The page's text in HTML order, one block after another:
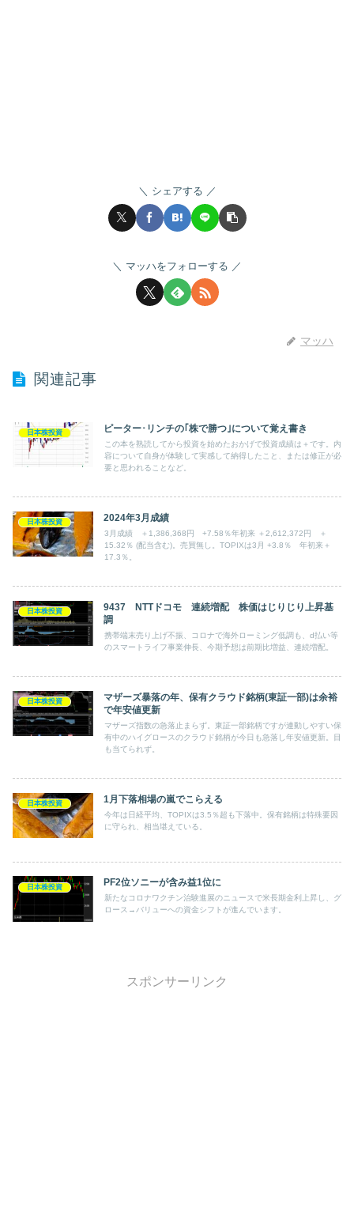
シェアする
マッハをフォローする
マッハ
関連記事
日本株投資 ピーター･リンチの｢株で勝つ｣について覚え書き
この本を熟読してから投資を始めたおかげで投資成績は＋です。内
容について自身が体験して実感して納得したこと、または修正が必
要と思われることなど。
日本株投資 2024年3月成績
3月成績 ＋1,386,368円 +7.58％年初来 ＋2,612,372円 ＋
15.32％ (配当含む)。売買無し。TOPIXは3月 +3.8％ 年初来＋
17.3％。
日本株投資
9437 NTTドコモ 連続増配 株価はじりじり上昇基
調
携帯端末売り上げ不振、コロナで海外ローミング低調も、d払い等
のスマートライフ事業伸長、今期予想は前期比増益、連続増配。
日本株投資
マザーズ暴落の年、保有クラウド銘柄(東証一部)は余裕
で年安値更新
マザーズ指数の急落止まらず。東証一部銘柄ですが連動しやすい保
有中のハイグロースのクラウド銘柄が今日も急落し年安値更新。目
も当てられず。
日本株投資 1月下落相場の嵐でこらえる
今年は日経平均、TOPIXは3.5％超も下落中。保有銘柄は特殊要因
に守られ、相当堪えている。
日本株投資 PF2位ソニーが含み益1位に
新たなコロナワクチン治験進展のニュースで米長期金利上昇し、グ
ロース→バリューへの資金シフトが進んでいます。
スポンサーリンク